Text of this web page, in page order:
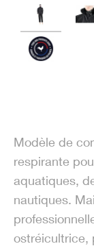
Modèle de
respirante
aquatiques,
nautiques.